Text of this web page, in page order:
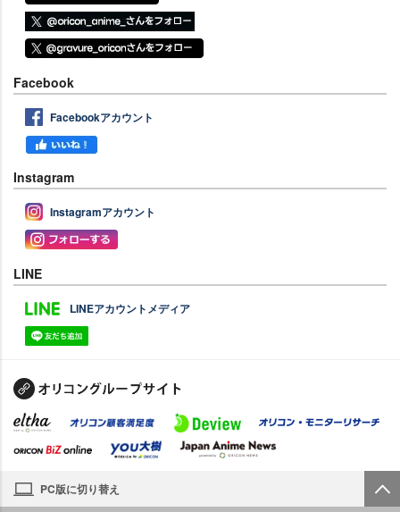
Facebook
Facebookアカウント
Instagram
Instagramアカウント
LINE
LINEアカウントメディア
PC版に切り替え